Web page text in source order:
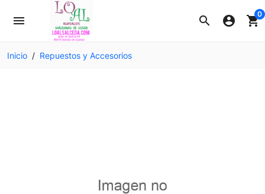
search
menu account_circle shopping_cart0
Inicio Repuestos y Accesorios